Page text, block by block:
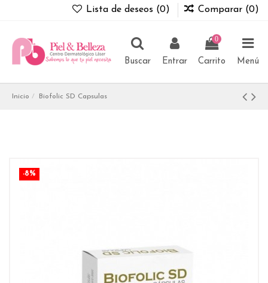
Lista de deseos (0) Comparar (0)
Buscar Entrar
0
Carrito Menú
Inicio Biofolic SD Capsulas
-8%